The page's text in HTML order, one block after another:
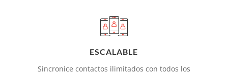
ESCALABLE
Sincronice contactos ilimitados con todos los